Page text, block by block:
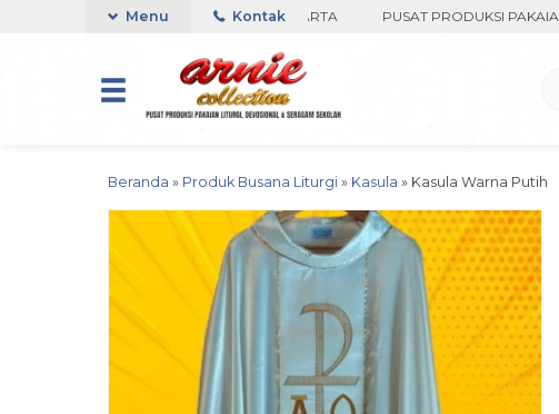
COLLECTION-BORO, YOGYAKARTA PUSAT PRODUKSI PAKAIAN
Menu Kontak
Beranda » Produk Busana Liturgi » Kasula » Kasula Warna Putih